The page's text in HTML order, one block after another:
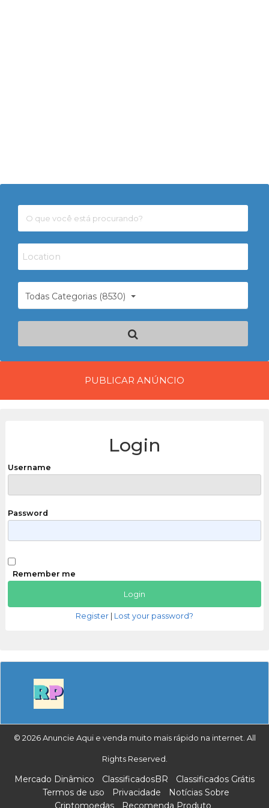
Todas Categorias (8530)
PUBLICAR ANÚNCIO
Login
Username
Password
Remember me
Register Lost your password?
© 2026 Anuncie Aqui e venda muito mais rápido na internet. All
Rights Reserved.
Mercado Dinâmico ClassificadosBR
Classificados Grátis
Termos de uso
Privacidade
Notícias Sobre
Criptomoedas
Recomenda Produto